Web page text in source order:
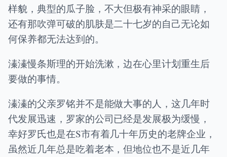
样貌，典型的瓜子脸，不大但极有神采的眼睛，
还有那吹弹可破的肌肤是二十七岁的自己无论如
何保养都无法达到的。
溱溱慢条斯理的开始洗漱，边在心里计划重生后
要做的事情。
溱溱的父亲罗铭并不是能做大事的人，这几年时
代发展迅速，罗家的公司已经是发展极为缓慢，
幸好罗氏也是在S市有着几十年历史的老牌企业，
虽然近几年总是吃着老本，但地位也不是近几年